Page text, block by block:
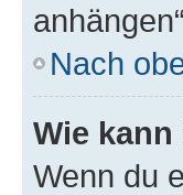
Nach
Wie
Wenn du